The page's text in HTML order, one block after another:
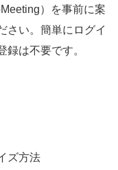
）を事前に案
さい。簡単にログイ
録は不要です。
ズ方法